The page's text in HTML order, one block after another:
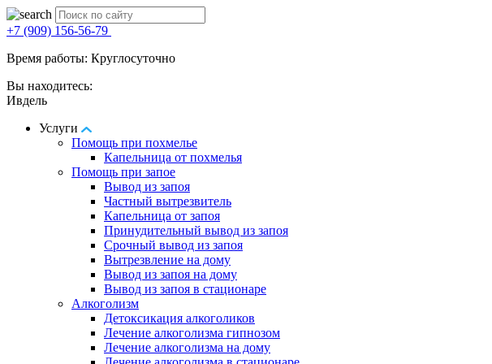
+7 (909) 156-56-79
Время работы: Круглосуточно
Вы находитесь:
Ивдель
Услуги
Помощь при похмелье
Капельница от похмелья
Помощь при запое
Вывод из запоя
Частный вытрезвитель
Капельница от запоя
Принудительный вывод из запоя
Срочный вывод из запоя
Вытрезвление на дому
Вывод из запоя на дому
Вывод из запоя в стационаре
Алкоголизм
Детоксикация алкоголиков
Лечение алкоголизма гипнозом
Лечение алкоголизма на дому